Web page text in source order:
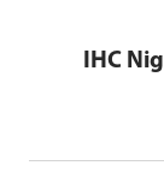
IHC